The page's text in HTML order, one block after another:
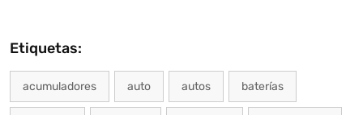
Etiquetas:
acumuladores auto autos baterías